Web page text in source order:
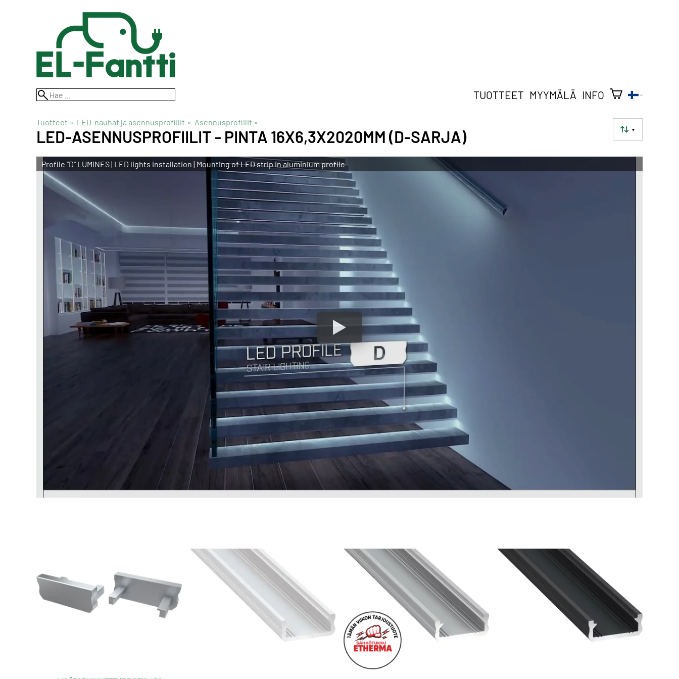
TUOTTEET MYYMÄLÄ INFO
Tuotteet ‪» LED-nauhat ja asennusprofiilit ‪» Asennusprofiilit ‪»
▼
LED-ASENNUSPROFIILIT - PINTA 16X6,3X2020MM (D-SARJA)
Profile "D" LUMINES | LED lights installation | Mounting of LED strip in aluminium profile